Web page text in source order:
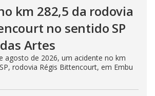
km 282,5 da rodovia
no sentido SP
Artes
agosto de 2026, um acidente no km
rodovia Régis Bittencourt, em Embu